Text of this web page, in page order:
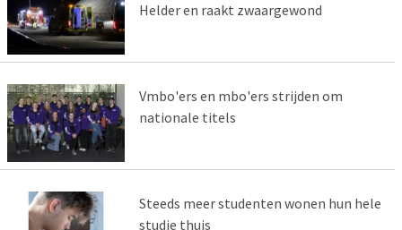
Helder en raakt zwaargewond
Vmbo'ers en mbo'ers strijden om
nationale titels
Steeds meer studenten wonen hun hele
studie thuis